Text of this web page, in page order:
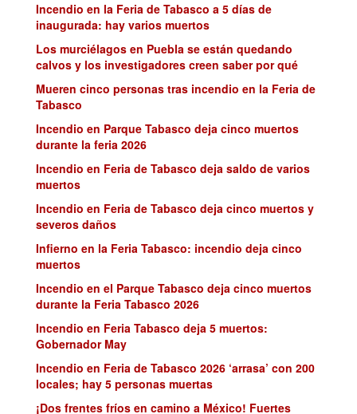
Incendio en la Feria de Tabasco a 5 días de
inaugurada: hay varios muertos
Los murciélagos en Puebla se están quedando
calvos y los investigadores creen saber por qué
Mueren cinco personas tras incendio en la Feria de
Tabasco
Incendio en Parque Tabasco deja cinco muertos
durante la feria 2026
Incendio en Feria de Tabasco deja saldo de varios
muertos
Incendio en Feria de Tabasco deja cinco muertos y
severos daños
Infierno en la Feria Tabasco: incendio deja cinco
muertos
Incendio en el Parque Tabasco deja cinco muertos
durante la Feria Tabasco 2026
Incendio en Feria Tabasco deja 5 muertos:
Gobernador May
Incendio en Feria de Tabasco 2026 ‘arrasa’ con 200
locales; hay 5 personas muertas
¡Dos frentes fríos en camino a México! Fuertes